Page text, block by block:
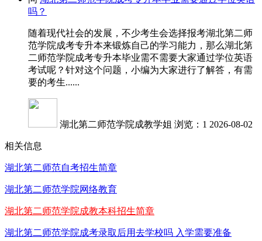
吗？
随着现代社会的发展，不少考生会选择报考湖北第二师
范学院成考专升本来锻炼自己的学习能力，那么湖北第
二师范学院成考专升本毕业需不需要大家通过学位英语
考试呢？针对这个问题，小编为大家进行了解答，有需
要的考生......
湖北第二师范学院成教学姐 浏览：1 2026-08-02
相关信息
湖北第二师范自考招生简章
湖北第二师范学院网络教育
湖北第二师范学院成教本科招生简章
湖北第二师范学院成考录取后用去学校吗 入学需要准备